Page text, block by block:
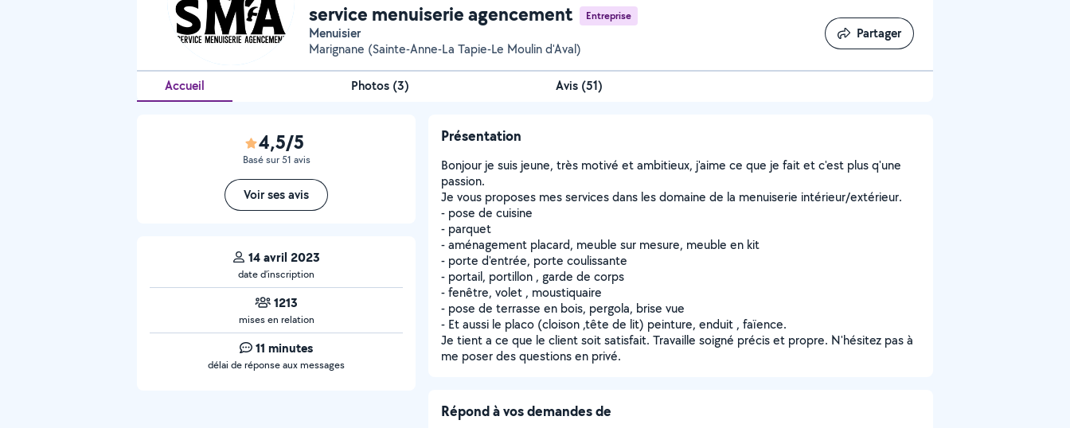
service menuiserie agencement Entreprise
Menuisier
Marignane (Sainte-Anne-La Tapie-Le Moulin d'Aval)
Partager
Partager
Accueil Photos (3) Avis (51)
4,5/5
Basé sur 51 avis
Voir ses avis
14 avril 2023
date d’inscription
1213
mises en relation
11 minutes
délai de réponse aux messages
Présentation
Bonjour je suis jeune, très motivé et ambitieux, j'aime ce que je fait et c'est plus q'une
passion.
Je vous proposes mes services dans les domaine de la menuiserie intérieur/extérieur.
- pose de cuisine
- parquet
- aménagement placard, meuble sur mesure, meuble en kit
- porte d'entrée, porte coulissante
- portail, portillon , garde de corps
- fenêtre, volet , moustiquaire
- pose de terrasse en bois, pergola, brise vue
- Et aussi le placo (cloison ,tête de lit) peinture, enduit , faïence.
Je tient a ce que le client soit satisfait. Travaille soigné précis et propre. N'hésitez pas à
me poser des questions en privé.
Répond à vos demandes de